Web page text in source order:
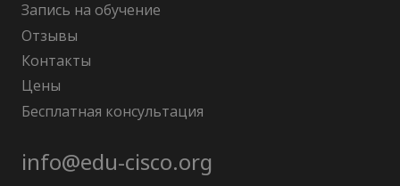
Запись на обучение
Отзывы
Контакты
Цены
Бесплатная консультация
info@edu-cisco.org